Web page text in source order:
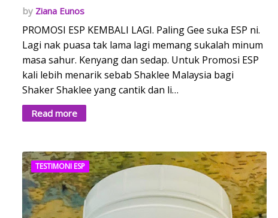
Ziana Eunos
PROMOSI ESP KEMBALI LAGI. Paling Gee suka ESP ni.
Lagi nak puasa tak lama lagi memang sukalah minum
masa sahur. Kenyang dan sedap. Untuk Promosi ESP
kali lebih menarik sebab Shaklee Malaysia bagi
Shaker Shaklee yang cantik dan li…
Read more
TESTIMONI ESP